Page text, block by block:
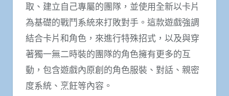
取、建立自己專屬的團隊，並使用全新以卡片
為基礎的戰鬥系統來打敗對手。這款遊戲強調
結合卡片和角色，來進行特殊招式，以及與穿
著獨一無二時裝的團隊的角色擁有更多的互
動，包含遊戲內原創的角色服裝、對話、親密
度系統、烹飪等內容。